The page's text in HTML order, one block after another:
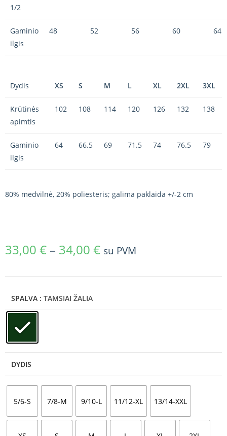
1/2
Gaminio
ilgis
48 52 56 60 64
Dydis XS S M L XL 2XL 3XL
Krūtinės
apimtis
102 108 114 120 126 132 138
Gaminio
ilgis
64 66.5 69 71.5 74 76.5 79
80% medvilnė, 20% poliesteris; galima paklaida +/-2 cm
33,00 € – 34,00 € su PVM
SPALVA : TAMSIAI ŽALIA
DYDIS
5/6-S 7/8-M 9/10-L 11/12-XL 13/14-XXL